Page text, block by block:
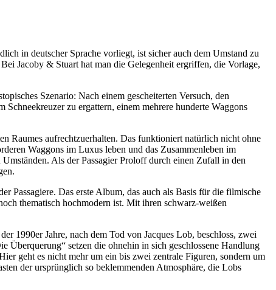
in deutscher Sprache vorliegt, ist sicher auch dem Umstand zu
Jacoby & Stuart hat man die Gelegenheit ergriffen, die Vorlage,
Szenario: Nach einem gescheiterten Versuch, den
zu ergattern, einem mehrere hunderte Waggons
Raumes aufrechtzuerhalten. Das funktioniert natürlich nicht ohne
Waggons im Luxus leben und das Zusammenleben im
Als der Passagier Proloff durch einen Zufall in den
Passagiere. Das erste Album, das auch als Basis für die filmische
thematisch hochmodern ist. Mit ihren schwarz-weißen
1990er Jahre, nach dem Tod von Jacques Lob, beschloss, zwei
Überquerung“ setzen die ohnehin in sich geschlossene Handlung
geht es nicht mehr um ein bis zwei zentrale Figuren, sondern um
der ursprünglich so beklemmenden Atmosphäre, die Lobs